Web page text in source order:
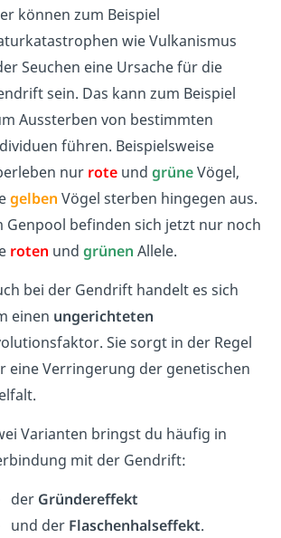
können zum Beispiel
wie Vulkanismus
Seuchen eine Ursache für die
sein. Das kann zum Beispiel
Aussterben von bestimmten
führen. Beispielsweise
nur rote undgrüneVögel,
gelben Vögel sterben hingegen aus.
Genpool befinden sich jetzt nur noch
roten undgrünen Allele.
bei der Gendrift handelt es sich
einen ungerichteten
Sie sorgt in der Regel
eine Verringerung der genetischen
Varianten bringst du häufig in
mit der Gendrift:
der Gründereffekt
und der Flaschenhalseffekt.